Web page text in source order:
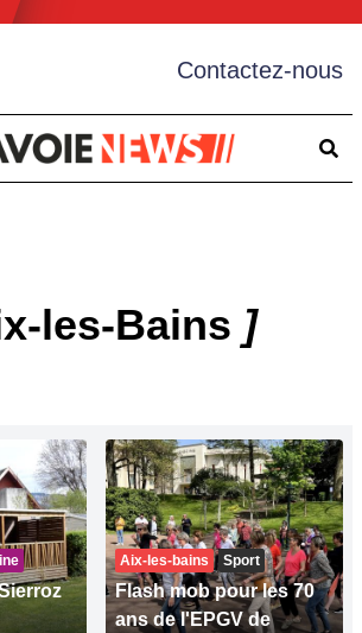
Contactez-nous
les-Bains ]
Aix-les-bains Sport
Flash mob pour les 70
ans de l'EPGV de